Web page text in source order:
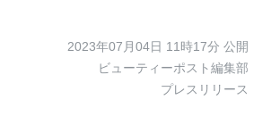
2023年07月04日 11時17分 公開
ビューティーポスト編集部
プレスリリース